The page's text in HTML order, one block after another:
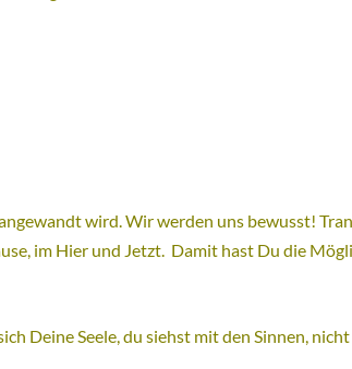
wird. Wir werden uns bewusst!
im Hier und Jetzt. Damit hast Du die
Deine Seele, du siehst mit den Sinnen,